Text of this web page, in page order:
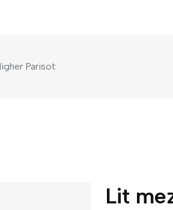
Parisot
Lit